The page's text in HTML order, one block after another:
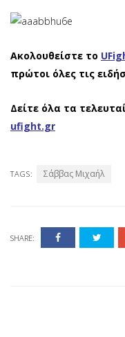
Ακολουθείστε το
πρώτοι όλες τις
Δείτε όλα τα
ufight.gr
TAGS: Σάββας Μιχαήλ
SHARE: